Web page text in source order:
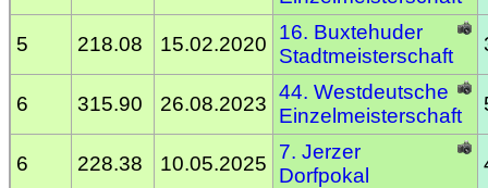
5 218.08 15.02.2020
16. Buxtehuder
Stadtmeisterschaft
6 315.90 26.08.2023
44. Westdeutsche
Einzelmeisterschaft
6 228.38 10.05.2025
7. Jerzer
Dorfpokal